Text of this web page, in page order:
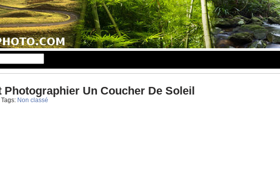
Photographier Un Coucher De Soleil
Non classé